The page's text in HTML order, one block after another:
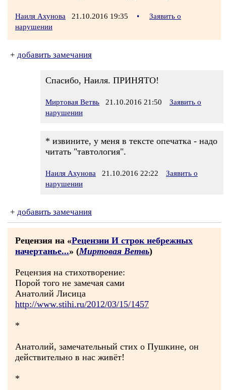
Наиля Ахунова 21.10.2016 19:35 •
Заявить о
нарушении
+ добавить замечания
Спасибо, Наиля. ПРИНЯТО!
Миртовая Ветвь 21.10.2016 21:50
Заявить о
нарушении
* извините, у меня в тексте опечатка - надо
читать "тавтология".
Наиля Ахунова 21.10.2016 22:22
Заявить о
нарушении
+ добавить замечания
Рецензия на «Рецензии И строк небрежных
начертанье...» (Миртовая Ветвь)
Рецензия на стихотворение:
Порой того не замечая сами
Анатолий Лисица
http://www.stihi.ru/2012/03/15/1457
*
Анатолий, замечательный стих о Пушкине, он
действительно в нас живёт!
*